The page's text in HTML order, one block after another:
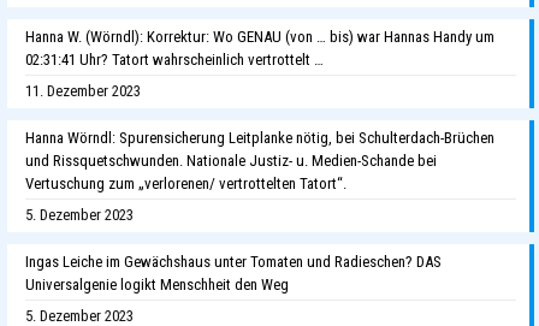
Hanna W. (Wörndl): Korrektur: Wo GENAU (von … bis) war Hannas Handy um
02:31:41 Uhr? Tatort wahrscheinlich vertrottelt …
11. Dezember 2023
Hanna Wörndl: Spurensicherung Leitplanke nötig, bei Schulterdach-Brüchen
und Rissquetschwunden. Nationale Justiz- u. Medien-Schande bei
Vertuschung zum „verlorenen/ vertrottelten Tatort“.
5. Dezember 2023
Ingas Leiche im Gewächshaus unter Tomaten und Radieschen? DAS
Universalgenie logikt Menschheit den Weg
5. Dezember 2023